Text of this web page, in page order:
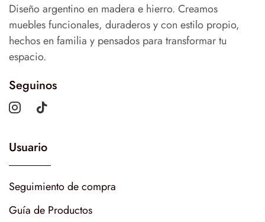
Diseño argentino en madera e hierro. Creamos
muebles funcionales, duraderos y con estilo propio,
hechos en familia y pensados para transformar tu
espacio.
Seguinos
Usuario
Seguimiento de compra
Guía de Productos